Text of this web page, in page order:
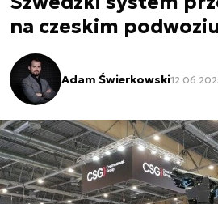
na czeskim podwoziu
Adam Świerkowski